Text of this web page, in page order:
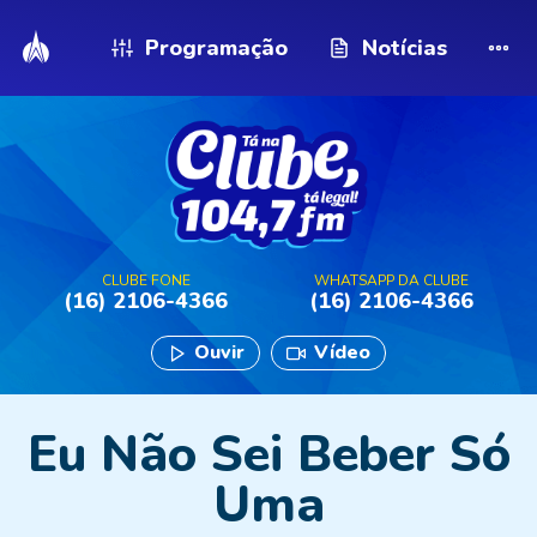
Programação Notícias
CLUBE FONE
(16) 2106-4366
WHATSAPP DA CLUBE
(16) 2106-4366
Ouvir Vídeo
Eu Não Sei Beber Só
Uma